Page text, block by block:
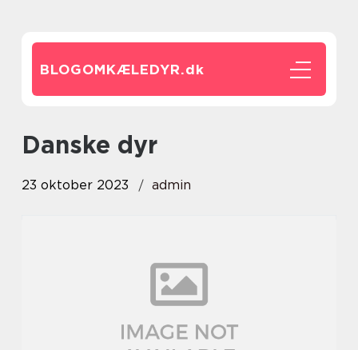
BLOGOMKÆLEDYR.dk
danske dyr
23 oktober 2023 admin